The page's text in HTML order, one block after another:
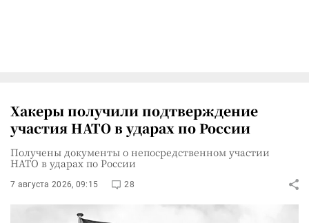
Хакеры получили подтверждение
участия НАТО в ударах по России
Получены документы о непосредственном участии
НАТО в ударах по России
7 августа 2026, 09:15 28